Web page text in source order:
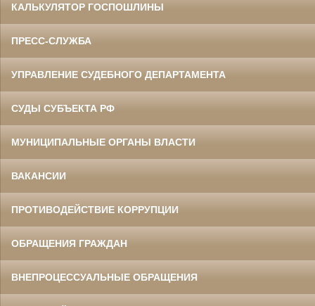
КАЛЬКУЛЯТОР ГОСПОШЛИНЫ
ПРЕСС-СЛУЖБА
УПРАВЛЕНИЕ СУДЕБНОГО ДЕПАРТАМЕНТА
СУДЫ СУБЪЕКТА РФ
МУНИЦИПАЛЬНЫЕ ОРГАНЫ ВЛАСТИ
ВАКАНСИИ
ПРОТИВОДЕЙСТВИЕ КОРРУПЦИИ
ОБРАЩЕНИЯ ГРАЖДАН
ВНЕПРОЦЕССУАЛЬНЫЕ ОБРАЩЕНИЯ